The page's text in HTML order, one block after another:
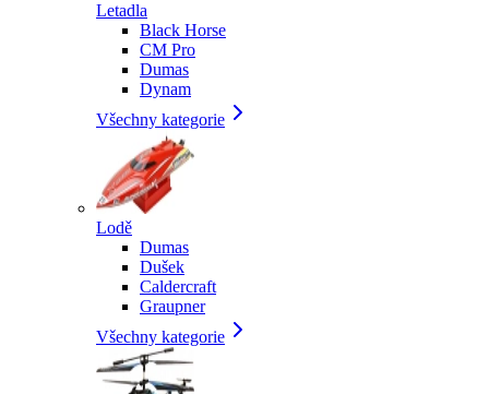
Letadla
Black Horse
CM Pro
Dumas
Dynam
Všechny kategorie
Lodě
Dumas
Dušek
Caldercraft
Graupner
Všechny kategorie